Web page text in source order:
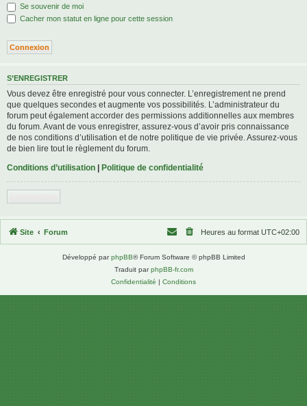
Se souvenir de moi
Cacher mon statut en ligne pour cette session
S’ENREGISTRER
Vous devez être enregistré pour vous connecter. L’enregistrement ne prend
que quelques secondes et augmente vos possibilités. L’administrateur du
forum peut également accorder des permissions additionnelles aux membres
du forum. Avant de vous enregistrer, assurez-vous d’avoir pris connaissance
de nos conditions d’utilisation et de notre politique de vie privée. Assurez-vous
de bien lire tout le règlement du forum.
Conditions d’utilisation | Politique de confidentialité
Site Forum Heures au format UTC+02:00
Développé parphpBB® Forum Software © phpBB Limited
Traduit parphpBB-fr.com
Confidentialité | Conditions